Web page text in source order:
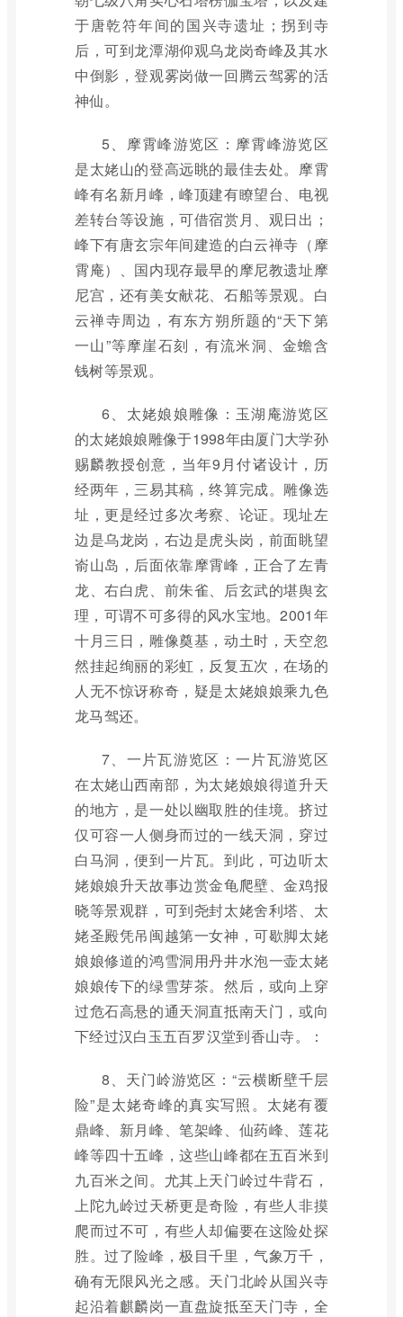
于唐乾符年间的国兴寺遗址；拐到寺
后，可到龙潭湖仰观乌龙岗奇峰及其水
中倒影，登观雾岗做一回腾云驾雾的活
神仙。
5、摩霄峰游览区：摩霄峰游览区
是太姥山的登高远眺的最佳去处。摩霄
峰有名新月峰，峰顶建有瞭望台、电视
差转台等设施，可借宿赏月、观日出；
峰下有唐玄宗年间建造的白云禅寺（摩
霄庵）、国内现存最早的摩尼教遗址摩
尼宫，还有美女献花、石船等景观。白
云禅寺周边，有东方朔所题的“天下第
一山”等摩崖石刻，有流米洞、金蟾含
钱树等景观。
6、太姥娘娘雕像：玉湖庵游览区
的太姥娘娘雕像于1998年由厦门大学孙
赐麟教授创意，当年9月付诸设计，历
经两年，三易其稿，终算完成。雕像选
址，更是经过多次考察、论证。现址左
边是乌龙岗，右边是虎头岗，前面眺望
嵛山岛，后面依靠摩霄峰，正合了左青
龙、右白虎、前朱雀、后玄武的堪舆玄
理，可谓不可多得的风水宝地。2001年
十月三日，雕像奠基，动土时，天空忽
然挂起绚丽的彩虹，反复五次，在场的
人无不惊讶称奇，疑是太姥娘娘乘九色
龙马驾还。
7、一片瓦游览区：一片瓦游览区
在太姥山西南部，为太姥娘娘得道升天
的地方，是一处以幽取胜的佳境。挤过
仅可容一人侧身而过的一线天洞，穿过
白马洞，便到一片瓦。到此，可边听太
姥娘娘升天故事边赏金龟爬壁、金鸡报
晓等景观群，可到尧封太姥舍利塔、太
姥圣殿凭吊闽越第一女神，可歇脚太姥
娘娘修道的鸿雪洞用丹井水泡一壶太姥
娘娘传下的绿雪芽茶。然后，或向上穿
过危石高悬的通天洞直抵南天门，或向
下经过汉白玉五百罗汉堂到香山寺。：
8、天门岭游览区：“云横断壁千层
险”是太姥奇峰的真实写照。太姥有覆
鼎峰、新月峰、笔架峰、仙药峰、莲花
峰等四十五峰，这些山峰都在五百米到
九百米之间。尤其上天门岭过牛背石，
上陀九岭过天桥更是奇险，有些人非摸
爬而过不可，有些人却偏要在这险处探
胜。过了险峰，极目千里，气象万千，
确有无限风光之感。天门北岭从国兴寺
起沿着麒麟岗一直盘旋抵至天门寺，全